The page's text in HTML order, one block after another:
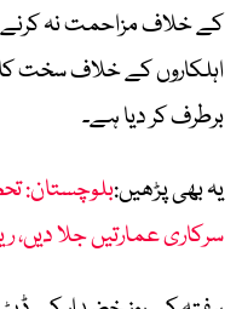
اہلکاروں کے خلاف سخت
برطرف کر دیا ہے۔
یہ بھی پڑھیں:بلوچستان:
سرکاری عمارتیں جلا دیں،